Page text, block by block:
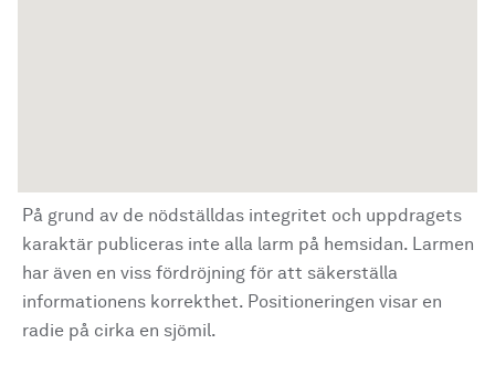
På grund av de nödställdas integritet och uppdragets
karaktär publiceras inte alla larm på hemsidan. Larmen
har även en viss fördröjning för att säkerställa
informationens korrekthet. Positioneringen visar en
radie på cirka en sjömil.